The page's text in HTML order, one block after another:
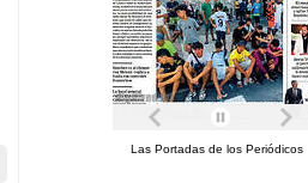
Las Portadas de los Periódicos